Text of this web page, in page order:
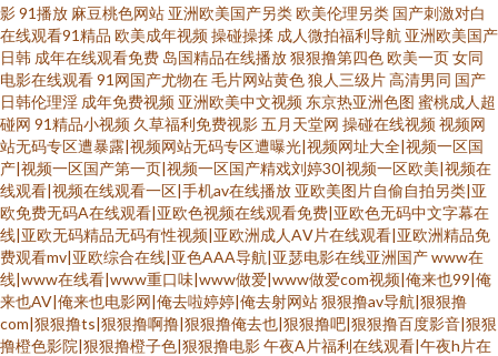
影91播放 麻豆桃色网站 亚洲欧美国产另类欧美伦理另类 国产刺激对白
在线观看91精品 欧美成年视频操碰操揉 成人微拍福利导航 亚洲欧美国产
日韩 成年在线观看免费 岛国精品在线播放狠狠撸第四色欧美一页女同
电影在线观看91网国产尤物在毛片网站黄色狼人三级片高清男同 国产
日韩伦理淫 成年免费视频 亚洲欧美中文视频 东京热亚洲色图 蜜桃成人超
碰网 91精品小视频 久草福利免费视影五月天堂网 操碰在线视频视频网
站无码专区遭暴露|视频网站无码专区遭曝光|视频网址大全|视频一区国
产|视频一区国产第一页|视频一区国产精戏刘婷30|视频一区欧美|视频在
线观看|视频在线观看一区|手机av在线播放 亚欧美图片自偷自拍另类|亚
欧免费无码A在线观看|亚欧色视频在线观看免费|亚欧色无码中文字幕在
线|亚欧无码精品无码有性视频|亚欧洲成人AⅤ片在线观看|亚欧洲精品免
费观看mv|亚欧综合在线|亚色AAA导航|亚瑟电影在线亚洲国产www在
线|www在线看|www重口味|www做爱|www做爱com视频|俺来也99|俺
来也AV|俺来也电影网|俺去啦婷婷|俺去射网站狠狠撸av导航|狠狠撸
com|狠狠撸ts|狠狠撸啊撸|狠狠撸俺去也|狠狠撸吧|狠狠撸百度影音|狠狠
撸橙色影院|狠狠撸橙子色|狠狠撸电影午夜A片福利在线观看|午夜h片在